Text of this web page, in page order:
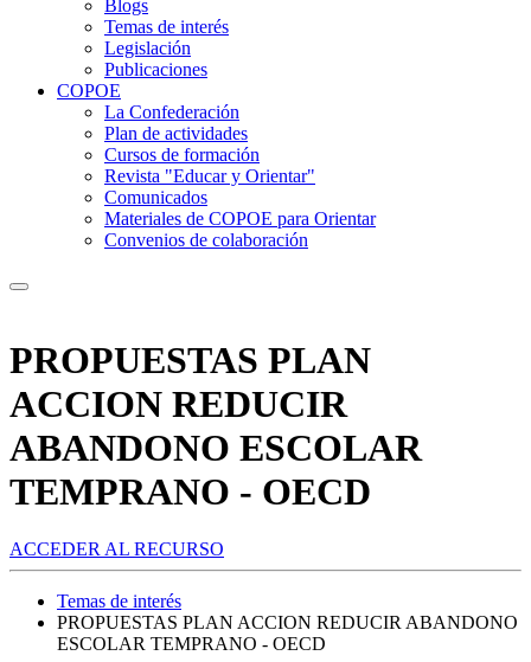
Blogs
Temas de interés
Legislación
Publicaciones
COPOE
La Confederación
Plan de actividades
Cursos de formación
Revista "Educar y Orientar"
Comunicados
Materiales de COPOE para Orientar
Convenios de colaboración
PROPUESTAS PLAN
ACCION REDUCIR
ABANDONO ESCOLAR
TEMPRANO - OECD
ACCEDER AL RECURSO
Temas de interés
PROPUESTAS PLAN ACCION REDUCIR ABANDONO
ESCOLAR TEMPRANO - OECD